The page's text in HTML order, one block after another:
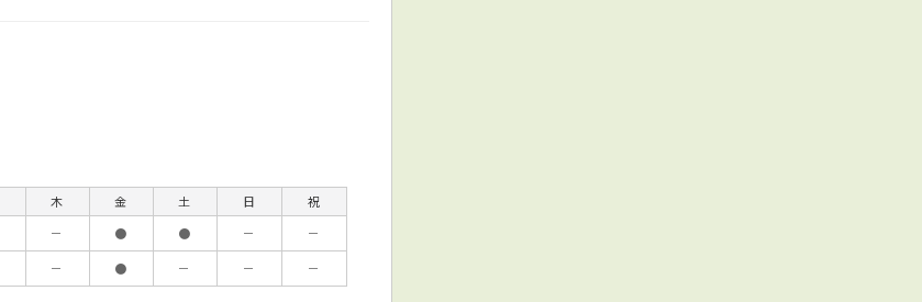
木 金 土 日
祝
－ ● ● －
－
－ ● － － －